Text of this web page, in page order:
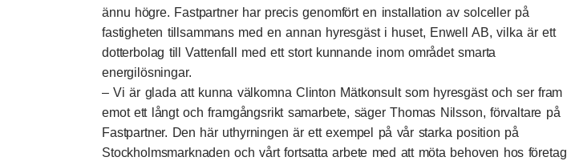
ännu högre. Fastpartner har precis genomfört en installation av solceller på
fastigheten tillsammans med en annan hyresgäst i huset, Enwell AB, vilka är ett
dotterbolag till Vattenfall med ett stort kunnande inom området smarta
energilösningar.
– Vi är glada att kunna välkomna Clinton Mätkonsult som hyresgäst och ser fram
emot ett långt och framgångsrikt samarbete, säger Thomas Nilsson, förvaltare på
Fastpartner. Den här uthyrningen är ett exempel på vår starka position på
Stockholmsmarknaden och vårt fortsatta arbete med att möta behoven hos företag